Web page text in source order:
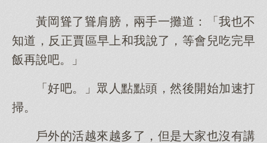
黃岡聳了聳肩膀，兩手一攤道：「我也不
知道，反正賈區早上和我說了，等會兒吃完早
飯再說吧。」
「好吧。」眾人點點頭，然後開始加速打
掃。
戶外的活越來越多了，但是大家也沒有講